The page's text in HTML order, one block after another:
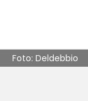
Foto: Deldebbio